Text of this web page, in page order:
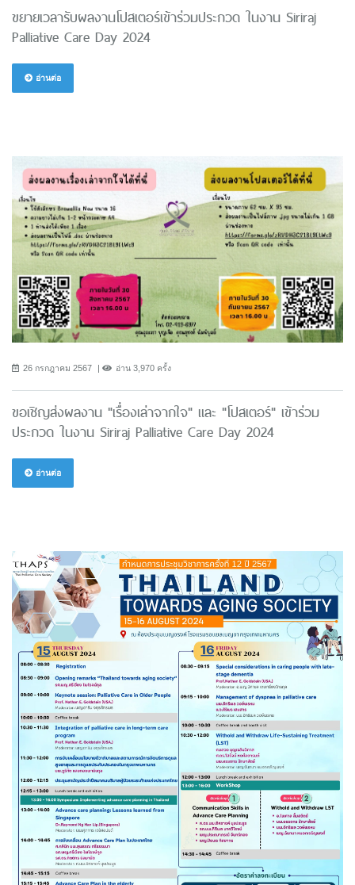
ขยายเวลารับผลงานโปสเตอร์เข้าร่วมประกวด ในงาน Siriraj
Palliative Care Day 2024
อ่านต่อ
26 กรกฎาคม 2567 อ่าน 3,970 ครั้ง
ขอเชิญส่งผลงาน "เรื่องเล่าจากใจ" และ "โปสเตอร์" เข้าร่วม
ประกวด ในงาน Siriraj Palliative Care Day 2024
อ่านต่อ